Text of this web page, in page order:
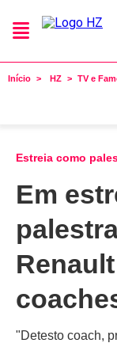
Início HZ TV e
Estreia como
Em
"Detesto coach,